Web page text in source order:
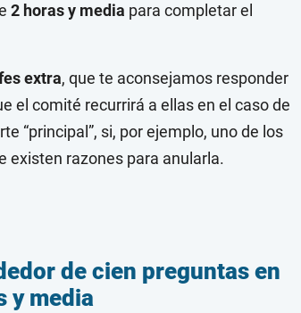
2 horas y media para completar el
extra, que te aconsejamos responder
el comité recurrirá a ellas en el caso de
“principal”, si, por ejemplo, uno de los
existen razones para anularla.
de cien preguntas en
y media